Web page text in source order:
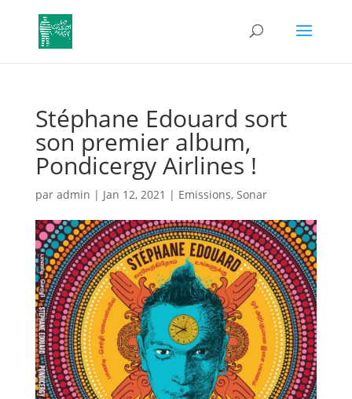
Stéphane Edouard sort
son premier album,
Pondicergy Airlines !
par admin | Jan 12, 2021 | Emissions, Sonar